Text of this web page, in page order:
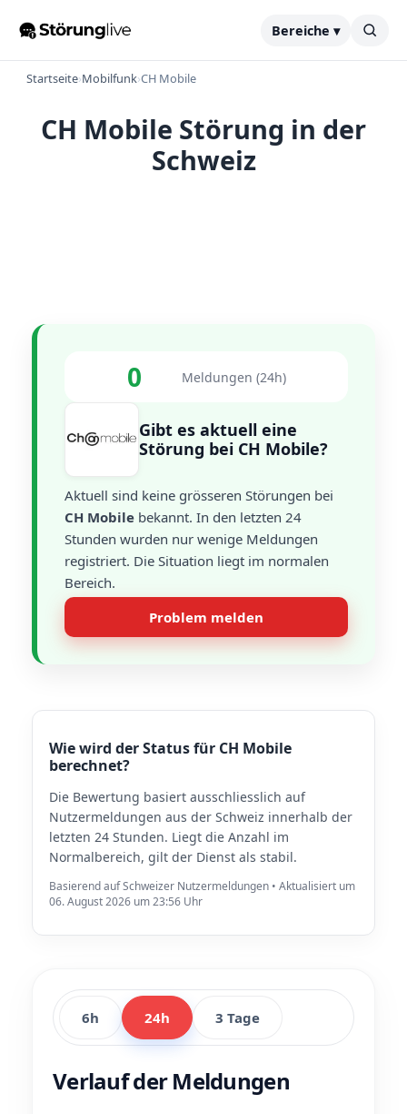
Bereiche ▾
Startseite›Mobilfunk›CH Mobile
CH Mobile Störung in der
Schweiz
0 Meldungen (24h)
Gibt es aktuell eine
Störung bei CH Mobile?
Aktuell sind keine grösseren Störungen bei
CH Mobile bekannt. In den letzten 24
Stunden wurden nur wenige Meldungen
registriert. Die Situation liegt im normalen
Bereich.
Problem melden
Wie wird der Status für CH Mobile
berechnet?
Die Bewertung basiert ausschliesslich auf
Nutzermeldungen aus der Schweiz innerhalb der
letzten 24 Stunden. Liegt die Anzahl im
Normalbereich, gilt der Dienst als stabil.
Basierend auf Schweizer Nutzermeldungen • Aktualisiert um
06. August 2026 um 23:56 Uhr
6h 24h 3 Tage
Verlauf der Meldungen